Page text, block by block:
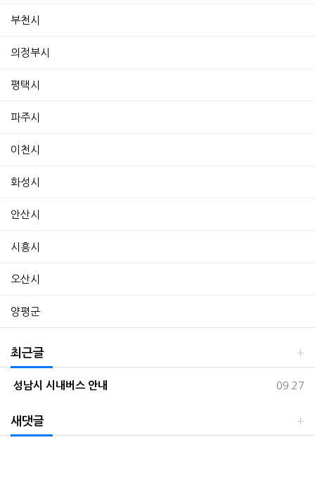
부천시
의정부시
평택시
파주시
이천시
화성시
안산시
시흥시
오산시
양평군
최근글
등록일
09.27
성남시 시내버스 안내
새댓글